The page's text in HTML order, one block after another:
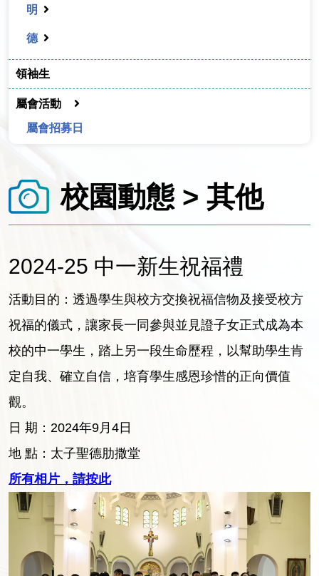
明
德
領袖生
屬會活動
屬會招募日
校園動態 > 其他
2024-25 中一新生祝福禮
活動目的：透過學生與校方交換祝福信物及接受校方
祝福的儀式，讓家長一同參與並見證子女正式成為本
校的中一學生，踏上另一段生命歷程，以幫助學生肯
定自我、確立自信，培育學生感恩珍惜的正向價值
觀。
日 期：2024年9月4日
地 點：太子聖德肋撒堂
所有相片，請按此